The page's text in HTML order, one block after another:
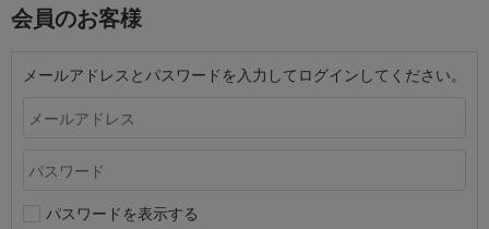
会員のお客様
メールアドレスとパスワードを入力してログインしてください。
パスワードを表示する